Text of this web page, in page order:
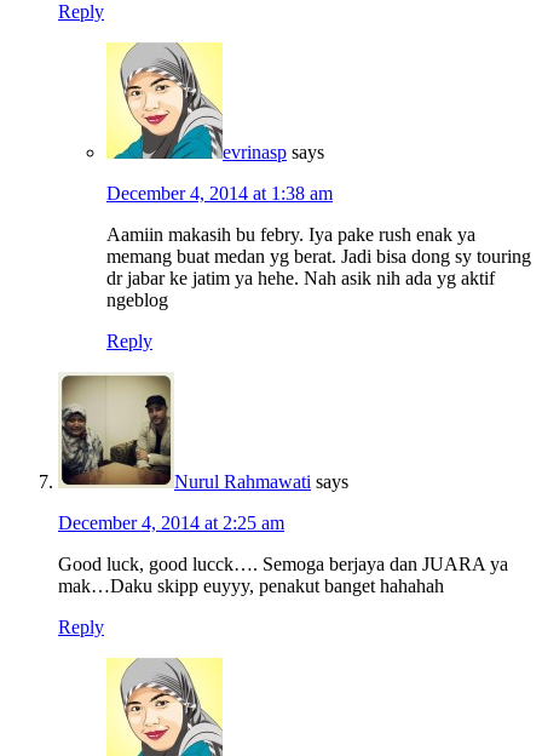
Reply
evrinasp says
December 4, 2014 at 1:38 am
Aamiin makasih bu febry. Iya pake rush enak ya
memang buat medan yg berat. Jadi bisa dong sy touring
dr jabar ke jatim ya hehe. Nah asik nih ada yg aktif
ngeblog
Reply
Nurul Rahmawati says
December 4, 2014 at 2:25 am
Good luck, good lucck…. Semoga berjaya dan JUARA ya
mak…Daku skipp euyyy, penakut banget hahahah
Reply